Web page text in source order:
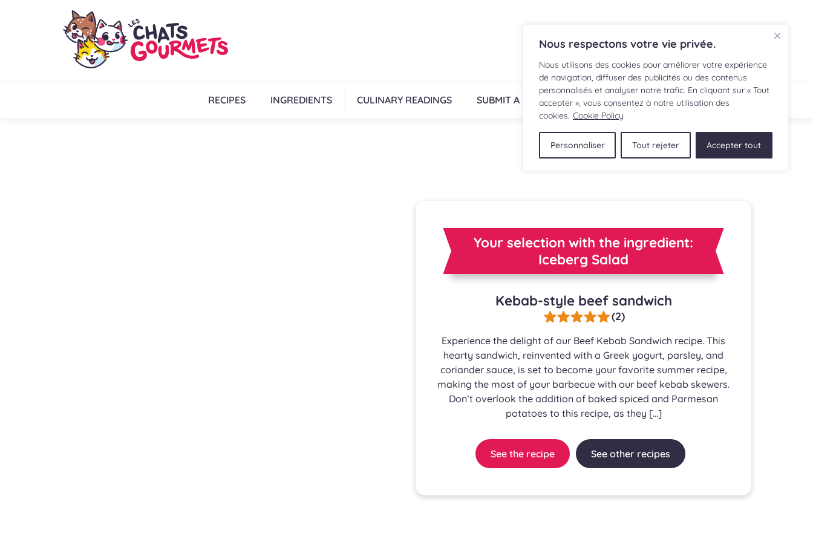
Nous respectons votre vie privée.
Nous utilisons des cookies pour améliorer votre expérience
de navigation, diffuser des publicités ou des contenus
personnalisés et analyser notre trafic. En cliquant sur « Tout
accepter », vous consentez à notre utilisation des
cookies. Cookie Policy
Personnaliser Tout rejeter Accepter tout
RECIPES INGREDIENTS CULINARY READINGS SUBMIT A RECIPE SHOP
Your selection with the ingredient:
Iceberg Salad
Kebab-style beef sandwich
(2)
Experience the delight of our Beef Kebab Sandwich recipe. This
hearty sandwich, reinvented with a Greek yogurt, parsley, and
coriander sauce, is set to become your favorite summer recipe,
making the most of your barbecue with our beef kebab skewers.
Don’t overlook the addition of baked spiced and Parmesan
potatoes to this recipe, as they […]
See the recipe See other recipes